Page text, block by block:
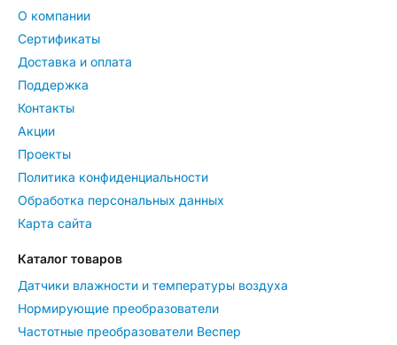
О компании
Сертификаты
Доставка и оплата
Поддержка
Контакты
Акции
Проекты
Политика конфиденциальности
Обработка персональных данных
Карта сайта
Каталог товаров
Датчики влажности и температуры воздуха
Нормирующие преобразователи
Частотные преобразователи Веспер